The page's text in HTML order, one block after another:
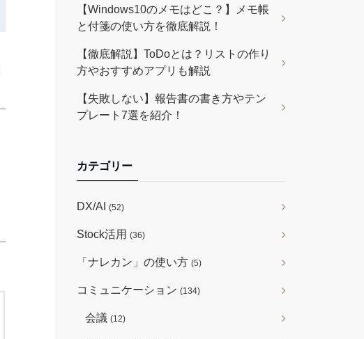
【Windows10のメモはどこ？】メモ帳
と付箋の使い方を徹底解説！
【徹底解説】ToDoとは？リストの作り
方やおすすめアプリも解説
【失敗しない】報告書の書き方やテン
プレート7選を紹介！
カテゴリー
DX/AI (52)
Stock活用 (36)
「ナレカン」の使い方 (5)
コミュニケーション (134)
会議 (12)